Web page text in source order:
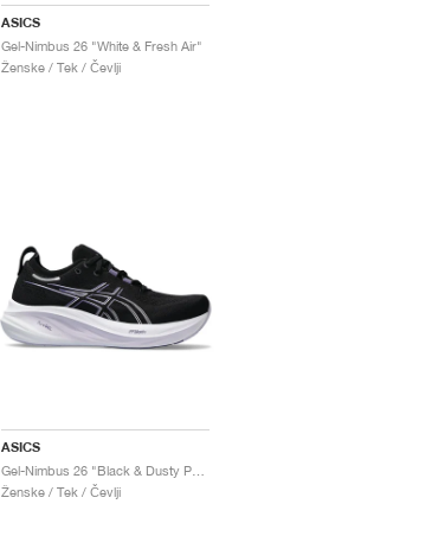
ASICS
Gel-Nimbus 26 "White & Fresh Air"
Ženske / Tek / Čevlji
ASICS
Ženske / Tek / Čevlji